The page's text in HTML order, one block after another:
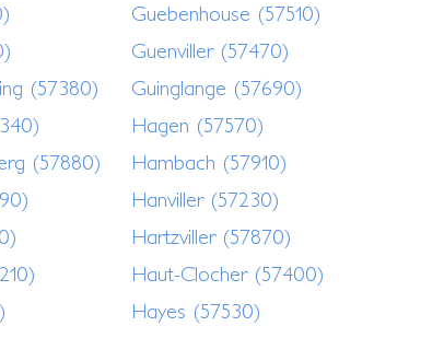
Guebenhouse (57510)
Guenviller (57470)
(57380)
Guinglange (57690)
Hagen (57570)
(57880)
Hambach (57910)
Hanviller (57230)
Hartzviller (57870)
Haut-Clocher (57400)
Hayes (57530)